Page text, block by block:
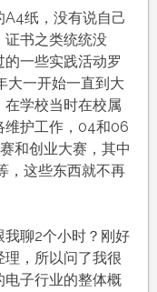
纸，没有说自己
证书之类统统没
一些实践活动罗
大一开始一直到大
在学校当时在校属
维护工作，04和06
和创业大赛，其中
，这些东西就不再
我聊2个小时？刚好
，所以问了我很
电子行业的整体概